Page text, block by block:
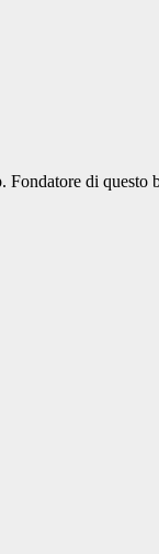
Fondatore di questo